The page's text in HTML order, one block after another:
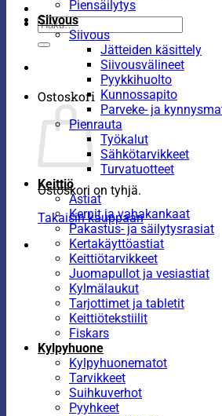
Etsi:
Ostoskori
Ostoskori on tyhjä.
Takaisin kauppaan
Piensäilytys
Siivous
Siivous
Jätteiden käsittely
Siivousvälineet
Pyykkihuolto
Kunnossapito
Parveke- ja
Pienrauta
Työkalut
Sähkötarvikkeet
Turvatuotteet
Keittiö
Astiat
Kernit ja vahakankaat
Pakastus- ja säilytysrasiat
Kertakäyttöastiat
Keittiötarvikkeet
Juomapullot ja vesiastiat
Kylmälaukut
Tarjottimet ja tabletit
Keittiötekstiilit
Fiskars
Kylpyhuone
Kylpyhuonematot
Tarvikkeet
Suihkuverhot
Pyyhkeet